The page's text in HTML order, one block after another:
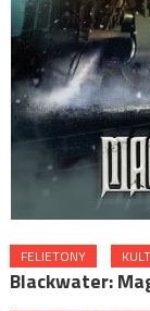
FELIETONY
Blackwater: